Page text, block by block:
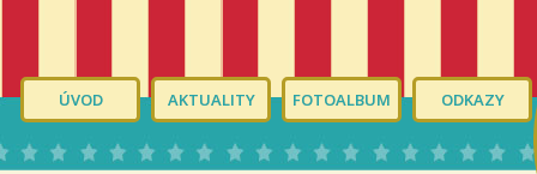
ÚVOD AKTUALITY FOTOALBUM ODKAZY